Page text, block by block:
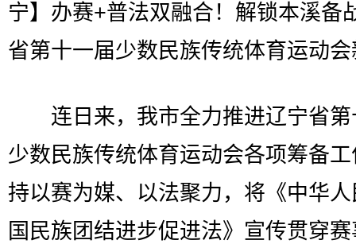
宁】办赛+普法双融合！解锁本溪备
省第十一届少数民族传统体育运动
连日来，我市全力推进辽宁省第
少数民族传统体育运动会各项筹备
持以赛为媒、以法聚力，将《中华
国民族团结进步促进法》宣传贯穿